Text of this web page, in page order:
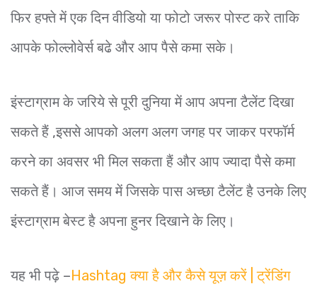
फिर हफ्ते में एक दिन वीडियो या फोटो जरूर पोस्ट करे ताकि
आपके फोल्लोवेर्स बढे और आप पैसे कमा सके।
इंस्टाग्राम के जरिये से पूरी दुनिया में आप अपना टैलेंट दिखा
सकते हैं ,इससे आपको अलग अलग जगह पर जाकर परफॉर्म
करने का अवसर भी मिल सकता हैं और आप ज्यादा पैसे कमा
सकते हैं। आज समय में जिसके पास अच्छा टैलेंट है उनके लिए
इंस्टाग्राम बेस्ट है अपना हुनर दिखाने के लिए।
यह भी पढ़े –Hashtag क्या है और कैसे यूज़ करें | ट्रेंडिंग